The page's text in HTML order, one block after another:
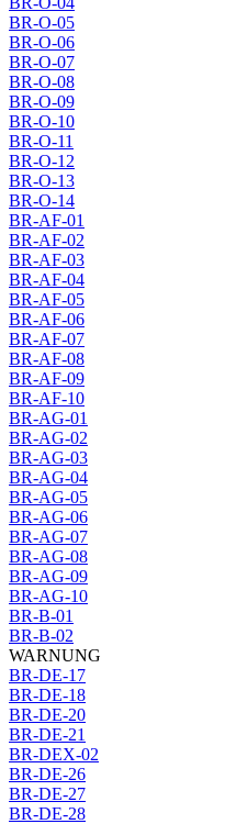
BR-O-05
BR-O-06
BR-O-07
BR-O-08
BR-O-09
BR-O-10
BR-O-11
BR-O-12
BR-O-13
BR-O-14
BR-AF-01
BR-AF-02
BR-AF-03
BR-AF-04
BR-AF-05
BR-AF-06
BR-AF-07
BR-AF-08
BR-AF-09
BR-AF-10
BR-AG-01
BR-AG-02
BR-AG-03
BR-AG-04
BR-AG-05
BR-AG-06
BR-AG-07
BR-AG-08
BR-AG-09
BR-AG-10
BR-B-01
BR-B-02
WARNUNG
BR-DE-17
BR-DE-18
BR-DE-20
BR-DE-21
BR-DEX-02
BR-DE-26
BR-DE-27
BR-DE-28